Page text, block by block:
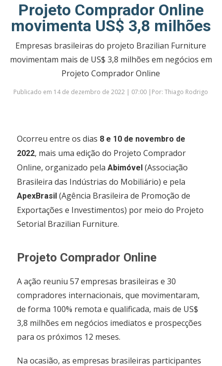
Projeto Comprador Online
movimenta US$ 3,8 milhões
Empresas brasileiras do projeto Brazilian Furniture
movimentam mais de US$ 3,8 milhões em negócios em
Projeto Comprador Online
Publicado em 14 de dezembro de 2022 | 07:00 |Por: Thiago Rodrigo
Ocorreu entre os dias 8 e 10 de novembro de
2022, mais uma edição do Projeto Comprador
Online, organizado pelaAbimóvel (Associação
Brasileira das Indústrias do Mobiliário) e pela
ApexBrasil (Agência Brasileira de Promoção de
Exportações e Investimentos) por meio do Projeto
Setorial Brazilian Furniture.
Projeto Comprador Online
A ação reuniu 57 empresas brasileiras e 30
compradores internacionais, que movimentaram,
de forma 100% remota e qualificada, mais de US$
3,8 milhões em negócios imediatos e prospecções
para os próximos 12 meses.
Na ocasião, as empresas brasileiras participantes